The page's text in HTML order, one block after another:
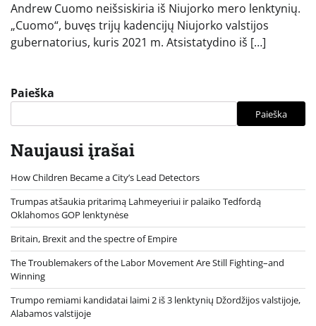
Andrew Cuomo neišsiskiria iš Niujorko mero lenktynių.
„Cuomo“, buvęs trijų kadencijų Niujorko valstijos
gubernatorius, kuris 2021 m. Atsistatydino iš […]
Paieška
Paieška
Naujausi įrašai
How Children Became a City’s Lead Detectors
Trumpas atšaukia pritarimą Lahmeyeriui ir palaiko Tedfordą
Oklahomos GOP lenktynėse
Britain, Brexit and the spectre of Empire
The Troublemakers of the Labor Movement Are Still Fighting–and
Winning
Trumpo remiami kandidatai laimi 2 iš 3 lenktynių Džordžijos valstijoje,
Alabamos valstijoje